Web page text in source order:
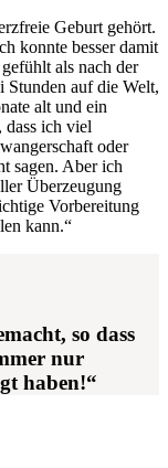
Geburt gehört.
konnte besser damit
als nach der
Stunden auf die Welt,
alt und ein
dass ich viel
oder
sagen. Aber ich
Überzeugung
Vorbereitung
kann.“
so dass
nur
haben!“